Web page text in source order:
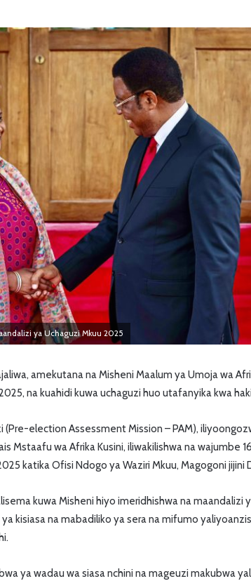
ya Uchaguzi Mkuu 2025
amekutana na Misheni Maalum ya Umoja wa
na kuahidi kuwa uchaguzi huo utafanyika kwa
election Assessment Mission – PAM),
Mstaafu wa Afrika Kusini, iliwakilishwa na wajumbe
katika Ofisi Ndogo ya Waziri Mkuu, Magogoni jijini
kuwa Misheni hiyo imeridhishwa na maandalizi
kisiasa na mabadiliko ya sera na mifumo
ya wadau wa siasa nchini na mageuzi makubwa